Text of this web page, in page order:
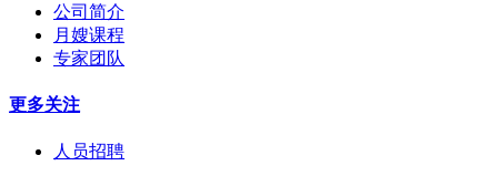
公司简介
月嫂课程
专家团队
更多关注
人员招聘